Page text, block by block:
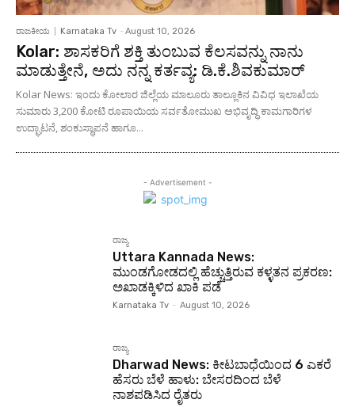
ರಾಜಕೀಯ Karnataka Tv - August 10, 2026
Kolar: ಶಾಸಕರಿಗೆ ಶಕ್ತಿ ತುಂಬುವ ಕೆಲಸವನ್ನು ನಾನು
ಮಾಡುತ್ತೇನೆ, ಅದು ನನ್ನ ಕರ್ತವ್ಯ: ಡಿ.ಕೆ.ಶಿವಕುಮಾರ್
Kolar News: ಇಂದು ಕೋಲಾರ ಜಿಲ್ಲೆಯ ಮಾಲೂರು ತಾಲ್ಲೂಕಿನ ವಿವಿಧ ಇಲಾಖೆಯ
ಸುಮಾರು 3,200 ಕೋಟಿ ರೂಪಾಯಿಯ ಸರ್ವತೋಮುಖ ಅಭಿವೃದ್ಧಿ ಕಾಮಗಾರಿಗಳ
ಉದ್ಘಾಟನೆ, ಶಂಕುಸ್ಥಾಪನೆ ಹಾಗೂ...
- Advertisement -
ರಾಜ್ಯ
Uttara Kannada News:
ಮುಂಡಗೋಡದಲ್ಲಿ ಹೆಚ್ಚುತ್ತಿರುವ ಕಳ್ಳತನ ಪ್ರಕರಣ:
ಅಖಾಡಕ್ಕಿಳಿದ ಖಾಕಿ ಪಡೆ
Karnataka Tv - August 10, 2026
ರಾಜ್ಯ
Dharwad News: ಕೀಟಬಾಧೆಯಿಂದ 6 ಎಕರೆ
ಹೆಸರು ಬೆಳೆ ಹಾಳು: ಬೇಸರದಿಂದ ಬೆಳೆ
ನಾಶಪಡಿಸಿದ ರೈತರು